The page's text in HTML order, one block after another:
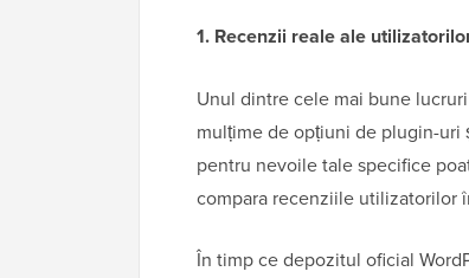
1. Recenzii reale ale
Unul dintre cele mai bune
mulțime de opțiuni de plugin-
pentru nevoile tale specifice
compara recenziile utilizatorilor
În timp ce depozitul oficial